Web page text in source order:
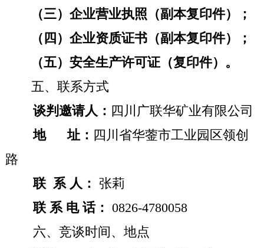
（三）企业营业执照（副本复印件）；
（四）企业资质证书（副本复印件）；
（五）安全生产许可证（复印件）。
五、联系方式
谈判邀请人： 四川广联华矿业有限公司
地
址： 四川省华蓥市工业园区领创
路
联 系 人： 张莉
联 系 电 话： 0826-4780058
六、竞谈时间、地点